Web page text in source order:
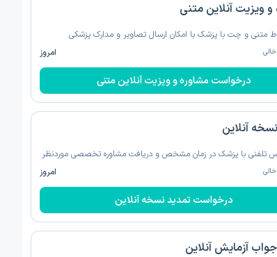
ویزیت آنلاین متنی
متنی و چت با پزشک با امکان ارسال تصاویر و مدارک پزشکی
امروز
درخواست مشاوره و ویزیت آنلاین متنی
آنلاین
تلفنی با پزشک در زمان مشخص و دریافت مشاوره تخصصی موردنظر
امروز
درخواست تمدید نسخه‌ آنلاین
آزمایش آنلاین